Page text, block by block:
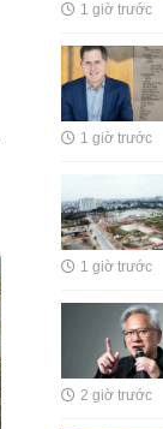
1 giờ trước
1 giờ trước
1 giờ trước
2 giờ trước